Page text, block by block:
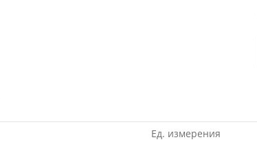
Ед. измерения